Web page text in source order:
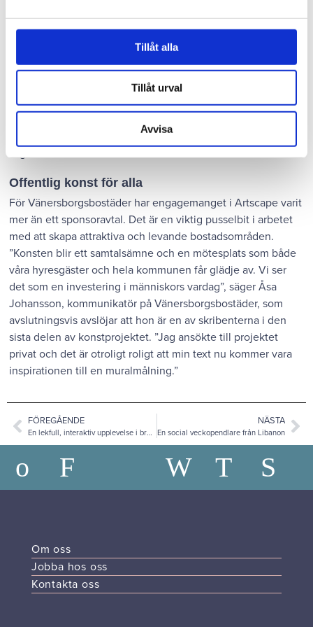
Tillåt alla
Tillåt urval
Avvisa
och vi har fått otroligt fin feedback. Det är en rolig utmaning
att få bjuda in människor till att leka på det här sättet,”
berättar Daniel och fortsätter förklara att bakom Artscape i
Vänersborg står många samarbeten med privata hyresvärdar,
Nordsjö färg, Forum Vänersborg och med
Vänersborgsbostäder som en av de största finansiärerna.
har till och med gått in och täckt upp när andra dragit sig ur,”
Offentlig konst för alla
För Vänersborgsbostäder har engagemanget i Artscape varit
mer än ett sponsoravtal. Det är en viktig pusselbit i arbetet
med att skapa attraktiva och levande bostadsområden.
”Konsten blir ett samtalsämne och en mötesplats som både
våra hyresgäster och hela kommunen får glädje av. Vi ser
det som en investering i människors vardag”, säger Åsa
Johansson, kommunikatör på Vänersborgsbostäder, som
avslutningsvis avslöjar att hon är en av skribenterna i den
sista delen av konstprojektet. ”Jag ansökte till projektet
privat och det är otroligt roligt att min text nu kommer vara
inspirationen till en muralmålning.”
FÖREGÅENDE
En lekfull, interaktiv upplevelse i brons.
NÄSTA
En social veckopendlare från Libanon
Om oss
Jobba hos oss
Kontakta oss